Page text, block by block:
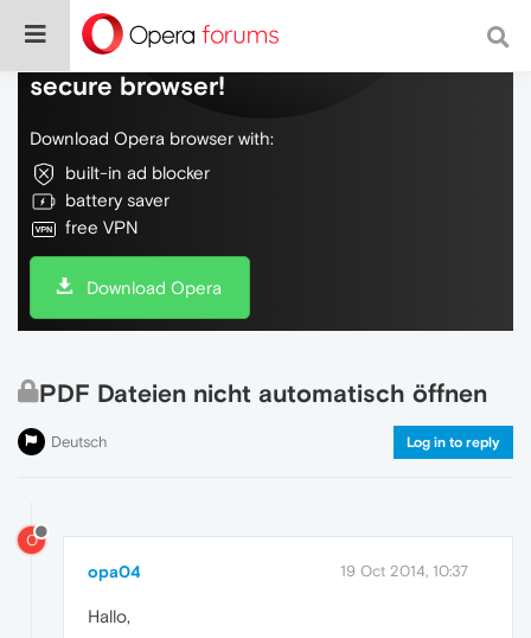
Do more on the web, with a fast and
secure browser!
Download Opera browser with:
built-in ad blocker
battery saver
free VPN
Download Opera
PDF Dateien nicht automatisch öffnen
Deutsch Log in to reply
O
opa04 19 Oct 2014, 10:37
Hallo,